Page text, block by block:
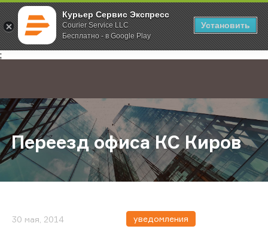
Курьер Сервис Экспресс
Courier Service LLC
Бесплатно - в Google Play
Установить
;
Главная О компании Новости Переезд офиса КС Киров
Переезд офиса КС Киров
30 мая, 2014 уведомления